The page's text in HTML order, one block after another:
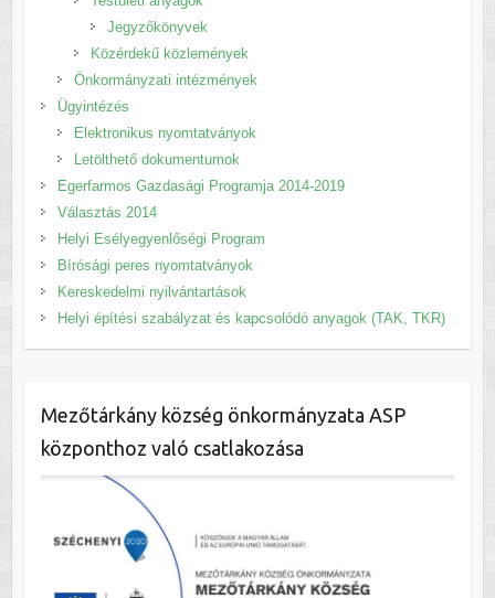
Jegyzőkönyvek
Közérdekű közlemények
Önkormányzati intézmények
Ügyintézés
Elektronikus nyomtatványok
Letölthető dokumentumok
Egerfarmos Gazdasági Programja 2014-2019
Választás 2014
Helyi Esélyegyenlőségi Program
Bírósági peres nyomtatványok
Kereskedelmi nyilvántartások
Helyi építési szabályzat és kapcsolódó anyagok (TAK, TKR)
Mezőtárkány község önkormányzata ASP
központhoz való csatlakozása